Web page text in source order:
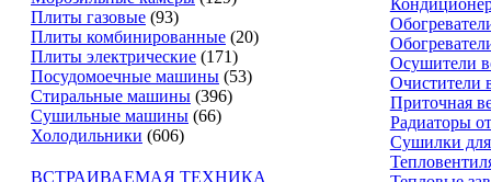
Плиты газовые (93)
Плиты комбинированные (20)
Плиты электрические (171)
Посудомоечные машины (53)
Стиральные машины (396)
Сушильные машины (66)
Холодильники (606)
ВСТРАИВАЕМАЯ ТЕХНИКА
Осушители
Очистители
Приточная
Радиаторы
Сушилки